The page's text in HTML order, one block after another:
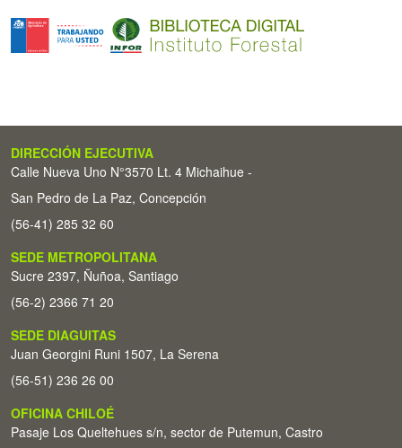
DIRECCIÓN EJECUTIVA
Calle Nueva Uno N°3570 Lt. 4 Michaihue -
San Pedro de La Paz, Concepción
(56-41) 285 32 60
SEDE METROPOLITANA
Sucre 2397, Ñuñoa, Santiago
(56-2) 2366 71 20
SEDE DIAGUITAS
Juan Georgini Runi 1507, La Serena
(56-51) 236 26 00
OFICINA CHILOÉ
Pasaje Los Queltehues s/n, sector de Putemun, Castro